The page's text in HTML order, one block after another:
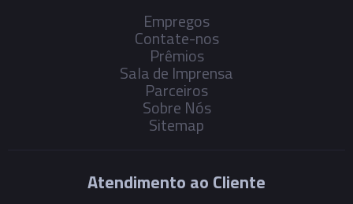
Empregos
Contate-nos
Prêmios
Sala de Imprensa
Parceiros
Sobre Nós
Sitemap
Atendimento ao Cliente